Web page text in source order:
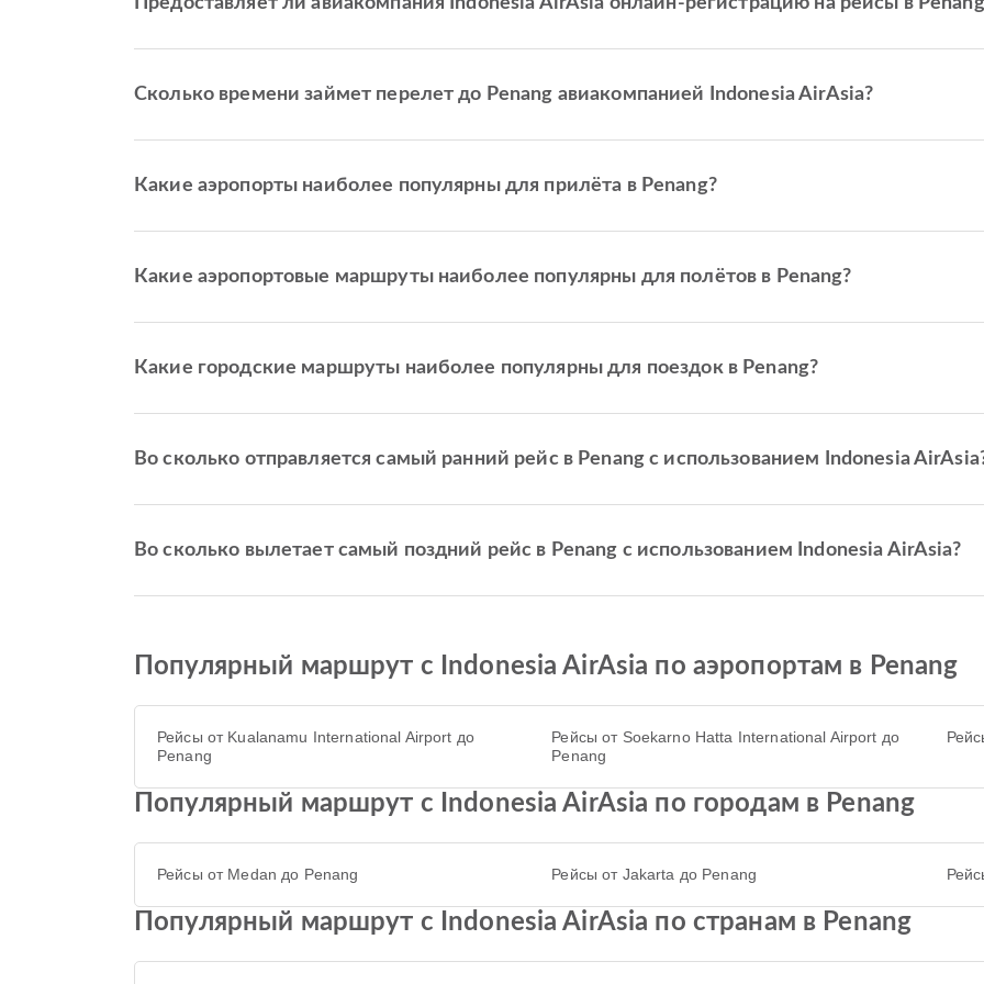
Сколько времени займет перелет до Penang авиакомпанией Indonesia AirAsia?
Какие аэропорты наиболее популярны для прилёта в Penang?
Какие аэропортовые маршруты наиболее популярны для полётов в Penang?
Какие городские маршруты наиболее популярны для поездок в Penang?
Во сколько отправляется самый ранний рейс в Penang с использованием Indonesia
Во сколько вылетает самый поздний рейс в Penang с использованием Indonesia AirAsia?
Популярный маршрут с Indonesia AirAsia по аэропортам в Penang
Рейсы от Kualanamu International Airport до
Penang
Рейсы от Soekarno Hatta International Airport до
Penang
Популярный маршрут с Indonesia AirAsia по городам в Penang
Рейсы от Medan до Penang Рейсы от Jakarta до Penang
Популярный маршрут с Indonesia AirAsia по странам в Penang